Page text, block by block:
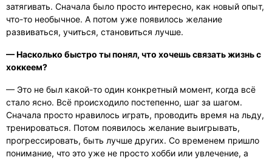
затягивать. Сначала было просто интересно, как новый опыт,
что-то необычное. А потом уже появилось желание
развиваться, учиться, становиться лучше.
— Насколько быстро ты понял, что хочешь связать жизнь с
хоккеем?
— Это не был какой-то один конкретный момент, когда всё
стало ясно. Всё происходило постепенно, шаг за шагом.
Сначала просто нравилось играть, проводить время на льду,
тренироваться. Потом появилось желание выигрывать,
прогрессировать, быть лучше других. Со временем пришло
понимание, что это уже не просто хобби или увлечение, а